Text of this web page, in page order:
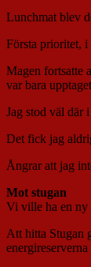
Lunchmat blev
Första prioritet,
Magen fortsatte
var bara
Jag stod väl där
Det fick jag
Ångrar att jag
Mot stugan
Vi ville ha en ny
Att hitta Stugan